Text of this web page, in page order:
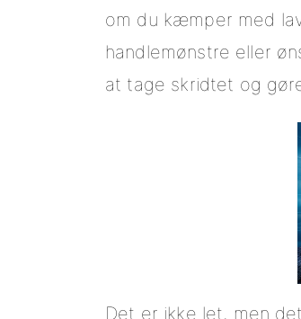
om du kæmper med
handlemønstre eller
at tage skridtet og
Det er ikke let, men